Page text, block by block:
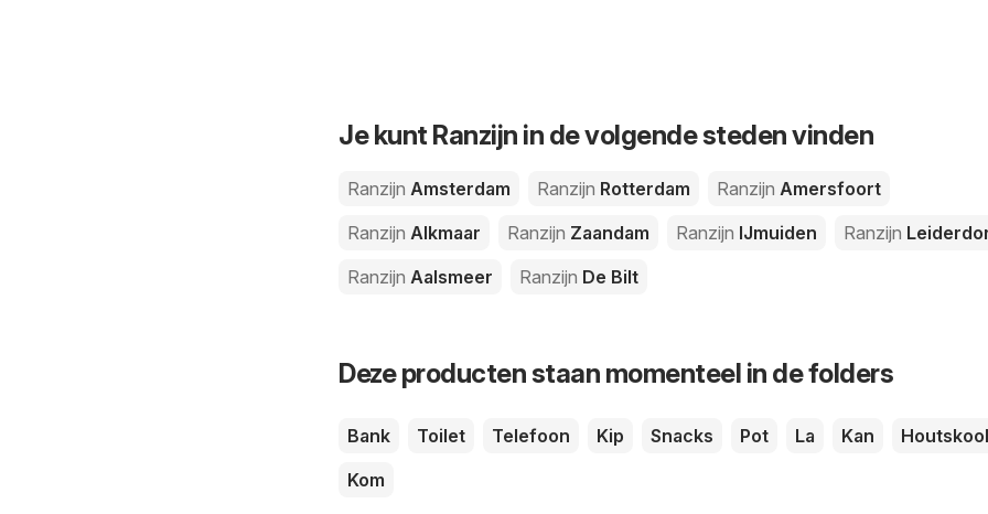
Je kunt Ranzijn in de volgende steden vinden
Ranzijn Amsterdam Ranzijn Rotterdam Ranzijn Amersfoort
Ranzijn Alkmaar Ranzijn Zaandam Ranzijn IJmuiden Ranzijn
Ranzijn Aalsmeer Ranzijn De Bilt
Deze producten staan momenteel in de folders
Bank Toilet Telefoon Kip Snacks Pot La Kan
Houtskool
Kom